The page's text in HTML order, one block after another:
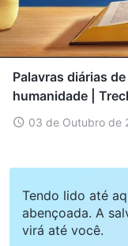
Palavras diárias
humanidade |
03 de Outubro de
Tendo lido até
abençoada. A
virá até você.